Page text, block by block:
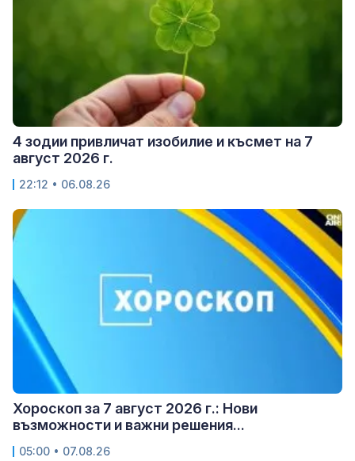
4 зодии привличат изобилие и късмет на 7
август 2026 г.
22:12 • 06.08.26
Хороскоп за 7 август 2026 г.: Нови
възможности и важни решения...
05:00 • 07.08.26